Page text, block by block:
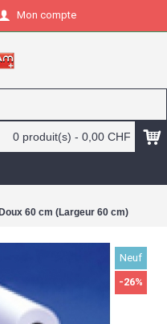
Mon compte
0 produit(s) - 0,00 CHF
60 cm (Largeur 60 cm)
Neuf
-26%